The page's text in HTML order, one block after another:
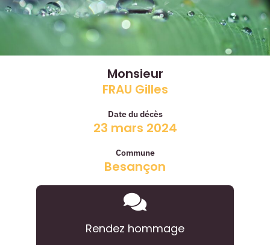
Monsieur
FRAU Gilles
Date du décès
23 mars 2024
Commune
Besançon
Rendez hommage